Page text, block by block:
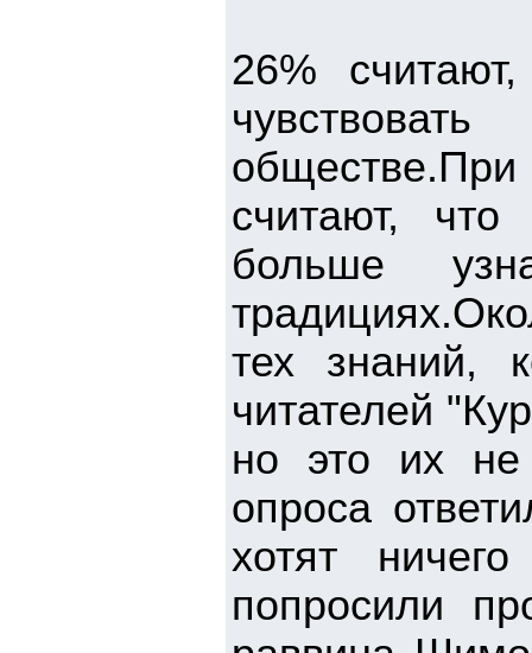
26%
считают,
больше
тех знаний,
читателей
но это их не
опроса
хотят
попросили